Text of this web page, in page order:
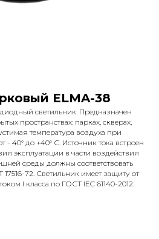
ELMA-38
светильник. Предназначен
пространствах: парках, скверах,
температура воздуха при
- 40° до +40° С. Источник тока встроен
эксплуатации в части воздействия
среды должны соответствовать
72. Светильник имеет защиту от
I класса по ГОСТ IEC 61140-2012.